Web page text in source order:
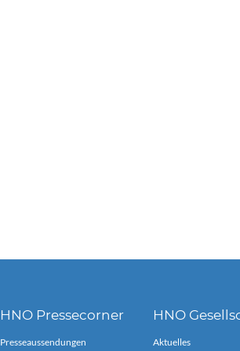
HNO Pressecorner
Presseaussendungen
HNO
Aktuelles